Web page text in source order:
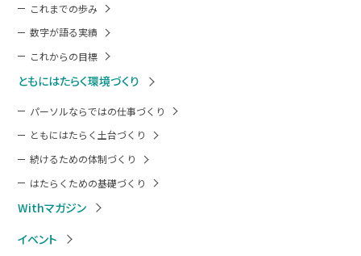
これまでの歩み
数字が語る実績
これからの目標
ともにはたらく環境づくり
パーソルならではの仕事づくり
ともにはたらく土台づくり
続けるための体制づくり
はたらくための基礎づくり
Withマガジン
イベント